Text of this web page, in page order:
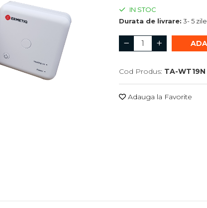
IN STOC
Durata de livrare: 3- 5 zile
Cod Produs: TA-WT19N
Adauga la Favorite